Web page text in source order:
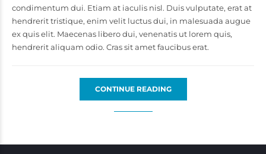
condimentum dui. Etiam at iaculis nisl. Duis vulputate, erat at
hendrerit tristique, enim velit luctus dui, in malesuada augue
ex quis elit. Maecenas libero dui, venenatis ut lorem quis,
hendrerit aliquam odio. Cras sit amet faucibus erat.
CONTINUE READING